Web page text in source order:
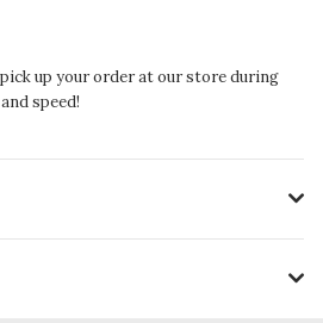
up your order at our store during
speed!